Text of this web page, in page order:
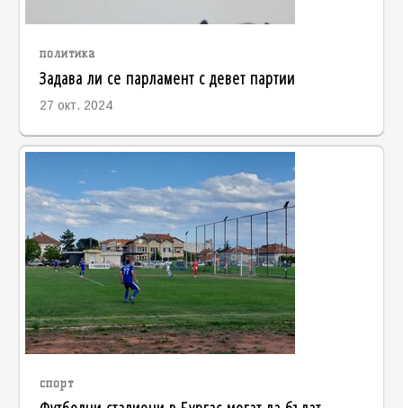
политика
Задава ли се парламент с девет партии
27 окт. 2024
спорт